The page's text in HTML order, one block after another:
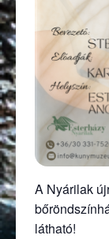
A Nyárilak
látható!